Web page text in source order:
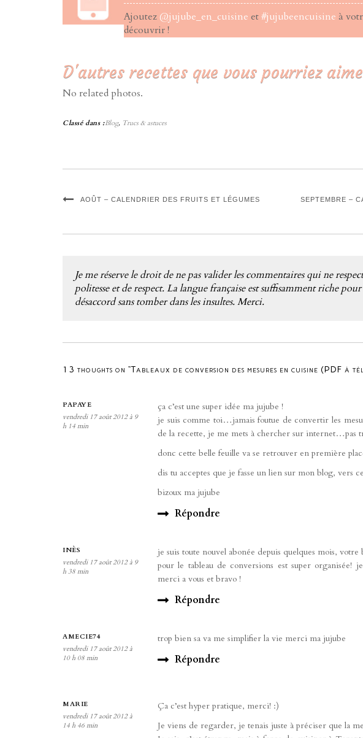
Ajoutez @jujube_en_cuisine et#jujubeencuisine à
découvrir !
D'autres recettes que vous pourriez
No related photos.
Classé dans :Blog, Trucs & astuces
AOÛT – CALENDRIER DES FRUITS ET LÉGUMES SEPTEMBRE –
Je me réserve le droit de ne pas valider les commentaires qui ne
politesse et de respect. La langue française est suffisamment riche
désaccord sans tomber dans les insultes. Merci.
13 thoughts on “Tableaux de conversion des mesures en cuisine (PDF à
PAPAYE
vendredi 17 août 2012 à 9
h 14 min
ça c’est une super idée ma jujube !
je suis comme toi…jamais foutue de convertir les
de la recette, je me mets à chercher sur internet…pas
donc cette belle feuille va se retrouver en première
dis tu acceptes que je fasse un lien sur mon blog, vers
bizoux ma jujube
Répondre
INÈS
vendredi 17 août 2012 à 9
h 38 min
je suis toute nouvel abonée depuis quelques mois,
pour le tableau de conversions est super organisée!
merci a vous et bravo !
Répondre
AMECIE74
vendredi 17 août 2012 à
10 h 08 min
trop bien sa va me simplifier la vie merci ma jujube
Répondre
MARIE
vendredi 17 août 2012 à
14 h 46 min
Ça c’est hyper pratique, merci! :)
Je viens de regarder, je tenais juste à préciser que la